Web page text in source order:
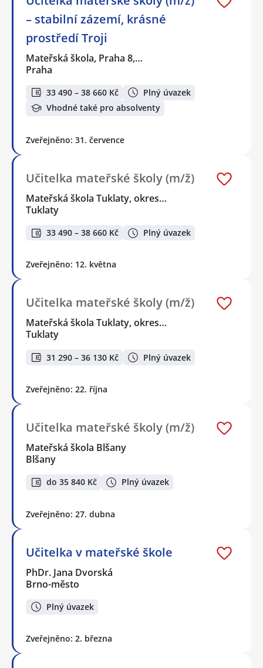
– stabilní zázemí, krásné
prostředí Troji
Mateřská škola, Praha 8,…
Praha
33 490 – 38 660 Kč
Plný úvazek
Vhodné také pro absolventy
Zveřejněno: 31. července
Učitelka mateřské školy (m/ž)
Mateřská škola Tuklaty, okres…
Tuklaty
33 490 – 38 660 Kč Plný úvazek
Zveřejněno: 12. května
Učitelka mateřské školy (m/ž)
Mateřská škola Tuklaty, okres…
Tuklaty
31 290 – 36 130 Kč Plný úvazek
Zveřejněno: 22. října
Učitelka mateřské školy (m/ž)
Mateřská škola Blšany
Blšany
do 35 840 Kč Plný úvazek
Zveřejněno: 27. dubna
Učitelka v mateřské škole
PhDr. Jana Dvorská
Brno-město
Plný úvazek
Zveřejněno: 2. března